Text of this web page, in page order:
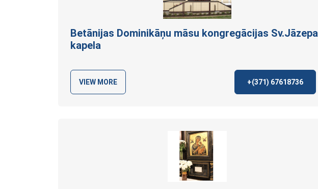
Betānijas Dominikāņu māsu kongregācijas Sv.Jāzepa
kapela
VIEW MORE +(371) 67618736